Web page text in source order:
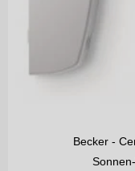
Becker -